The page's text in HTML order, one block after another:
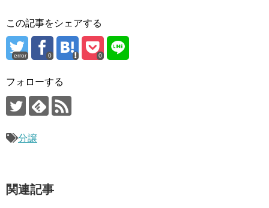
この記事をシェアする
error 0 0
フォローする
分譲
関連記事